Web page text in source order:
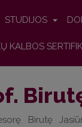
STUDIJOS
KALBOS
Birutę